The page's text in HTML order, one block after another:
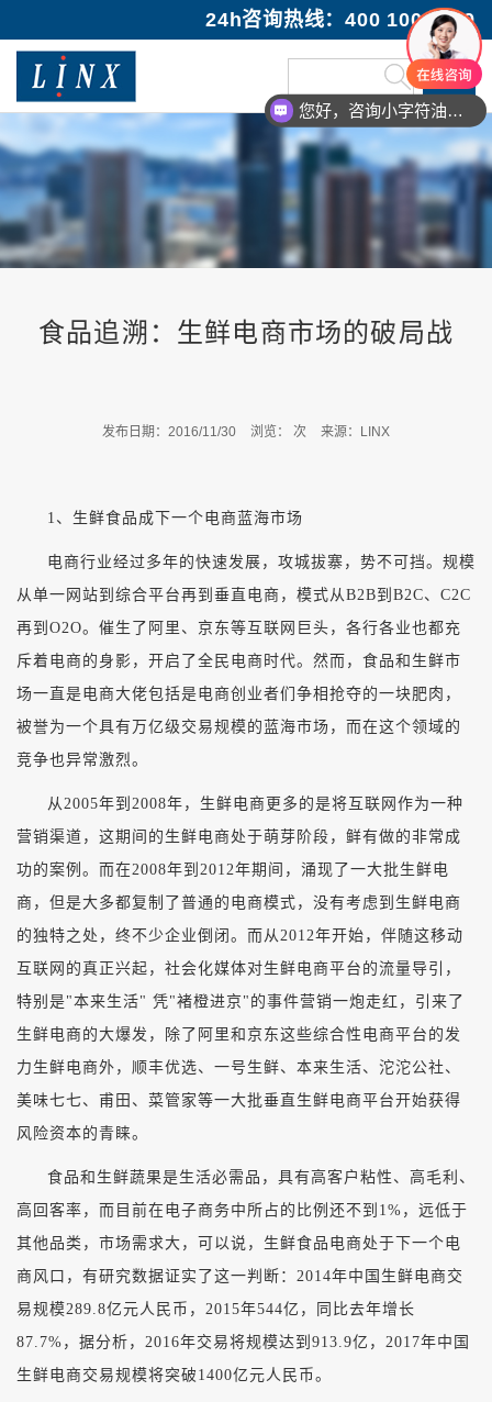
24h咨询热线：400 100 1089
食品追溯：生鲜电商市场的破局战
发布日期：2016/11/30 浏览： 次 来源：LINX
1、生鲜食品成下一个电商蓝海市场
电商行业经过多年的快速发展，攻城拔寨，势不可挡。规模
从单一网站到综合平台再到垂直电商，模式从B2B到B2C、C2C
再到O2O。催生了阿里、京东等互联网巨头，各行各业也都充
斥着电商的身影，开启了全民电商时代。然而，食品和生鲜市
场一直是电商大佬包括是电商创业者们争相抢夺的一块肥肉，
被誉为一个具有万亿级交易规模的蓝海市场，而在这个领域的
竞争也异常激烈。
从2005年到2008年，生鲜电商更多的是将互联网作为一种
营销渠道，这期间的生鲜电商处于萌芽阶段，鲜有做的非常成
功的案例。而在2008年到2012年期间，涌现了一大批生鲜电
商，但是大多都复制了普通的电商模式，没有考虑到生鲜电商
的独特之处，终不少企业倒闭。而从2012年开始，伴随这移动
互联网的真正兴起，社会化媒体对生鲜电商平台的流量导引，
特别是"本来生活" 凭"褚橙进京"的事件营销一炮走红，引来了
生鲜电商的大爆发，除了阿里和京东这些综合性电商平台的发
力生鲜电商外，顺丰优选、一号生鲜、本来生活、沱沱公社、
美味七七、甫田、菜管家等一大批垂直生鲜电商平台开始获得
风险资本的青睐。
食品和生鲜蔬果是生活必需品，具有高客户粘性、高毛利、
高回客率，而目前在电子商务中所占的比例还不到1%，远低于
其他品类，市场需求大，可以说，生鲜食品电商处于下一个电
商风口，有研究数据证实了这一判断：2014年中国生鲜电商交
易规模289.8亿元人民币，2015年544亿，同比去年增长
87.7%，据分析，2016年交易将规模达到913.9亿，2017年中国
生鲜电商交易规模将突破1400亿元人民币。
您好，咨询小字符油墨喷码机